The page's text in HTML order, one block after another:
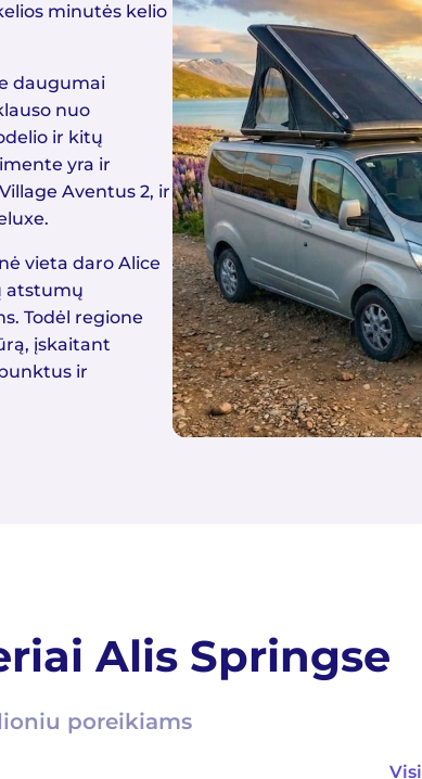
minutės kelio
daugumai
nuo
ir kitų
yra ir
Aventus 2, ir
vieta daro Alice
atstumų
Todėl regione
įskaitant
ir
Alis Springse
poreikiams
Visi